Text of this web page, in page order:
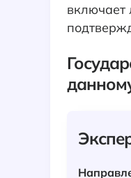
включает